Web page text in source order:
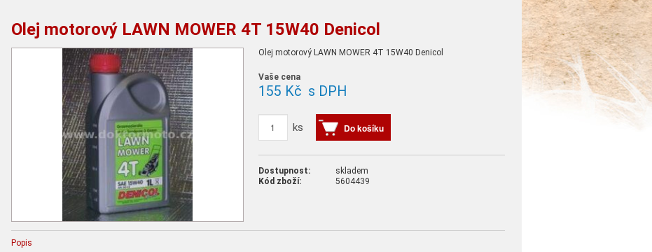
Olej motorový LAWN MOWER 4T 15W40 Denicol
Olej motorový LAWN MOWER 4T 15W40 Denicol
Vaše cena
155 Kč s DPH
ks Do košíku
Dostupnost:
skladem
Kód zboží:
5604439
Popis